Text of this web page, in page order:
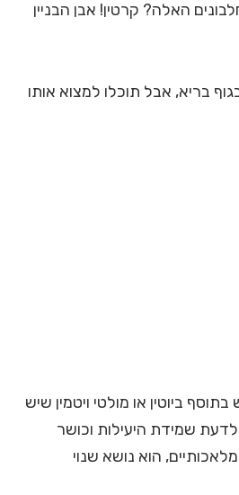
האלה? קרטין! אבן הבניין
בריא, אבל תוכלו למצוא אותו
ביוטין או מולטי ויטמין שיש
לדעת שמידת היעילות וכושר
הוא נושא שנוי